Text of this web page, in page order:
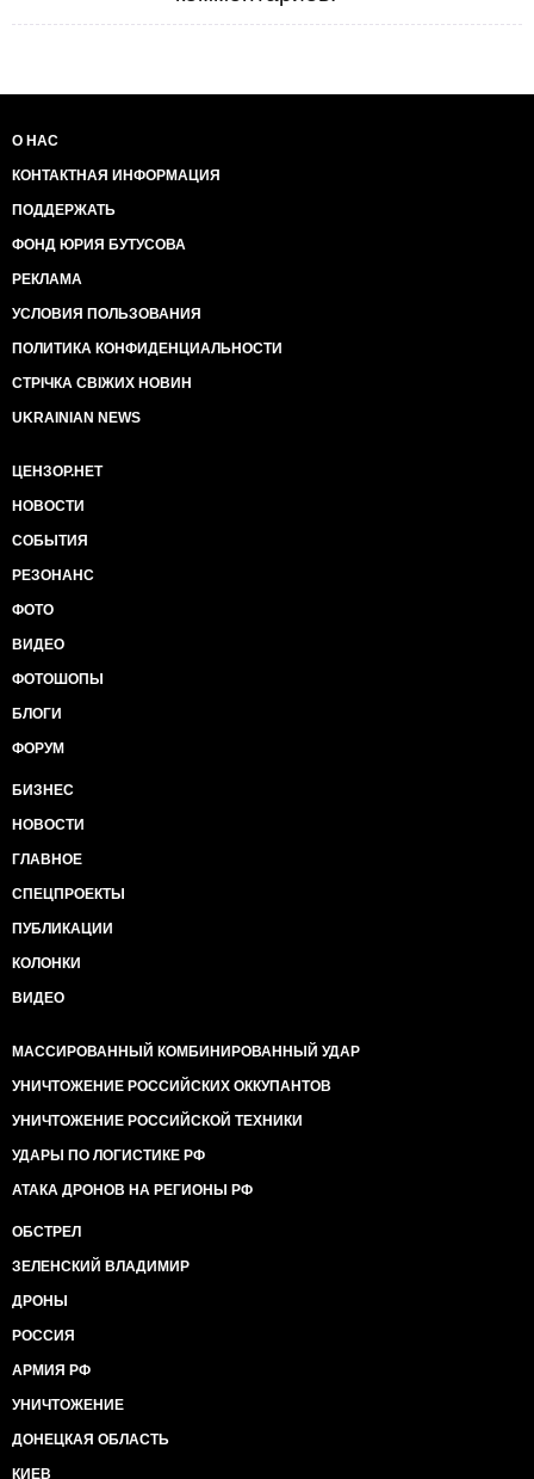
О НАС
КОНТАКТНАЯ ИНФОРМАЦИЯ
ПОДДЕРЖАТЬ
ФОНД ЮРИЯ БУТУСОВА
РЕКЛАМА
УСЛОВИЯ ПОЛЬЗОВАНИЯ
ПОЛИТИКА КОНФИДЕНЦИАЛЬНОСТИ
СТРІЧКА СВІЖИХ НОВИН
UKRAINIAN NEWS
ЦЕНЗОР.НЕТ
НОВОСТИ
СОБЫТИЯ
РЕЗОНАНС
ФОТО
ВИДЕО
ФОТОШОПЫ
БЛОГИ
ФОРУМ
БИЗНЕС
НОВОСТИ
ГЛАВНОЕ
СПЕЦПРОЕКТЫ
ПУБЛИКАЦИИ
КОЛОНКИ
ВИДЕО
МАССИРОВАННЫЙ КОМБИНИРОВАННЫЙ УДАР
УНИЧТОЖЕНИЕ РОССИЙСКИХ ОККУПАНТОВ
УНИЧТОЖЕНИЕ РОССИЙСКОЙ ТЕХНИКИ
УДАРЫ ПО ЛОГИСТИКЕ РФ
АТАКА ДРОНОВ НА РЕГИОНЫ РФ
ОБСТРЕЛ
ЗЕЛЕНСКИЙ ВЛАДИМИР
ДРОНЫ
РОССИЯ
АРМИЯ РФ
УНИЧТОЖЕНИЕ
ДОНЕЦКАЯ ОБЛАСТЬ
КИЕВ